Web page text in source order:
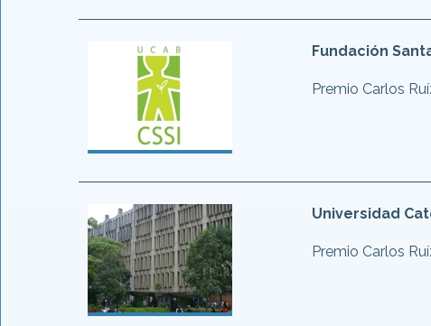
Fundación
Premio Carlos
Universidad
Premio Carlos